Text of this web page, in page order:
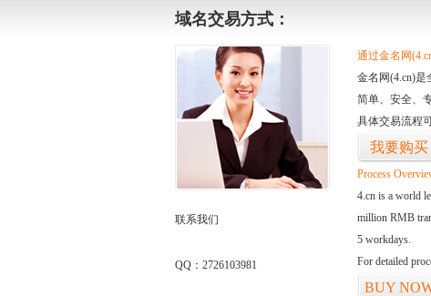
域名交易方式：
联系我们
QQ：2726103981
通过金名网
金名网(4.cn)
简单、安全、
具体交易流程
我要购买
Process
4.cn is a world
million RMB
5 workdays.
For detailed
BUY